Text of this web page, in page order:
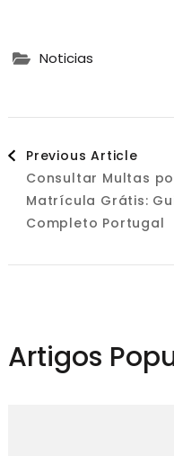
Noticias
Post
Previous Article
Consultar Multas
Matrícula Grátis:
Completo Portugal
Artigos